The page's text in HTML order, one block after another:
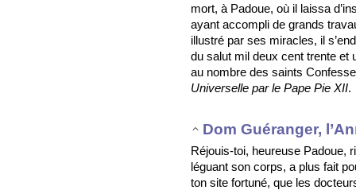
mort, à Padoue, où il laissa
ayant accompli de grands
illustré par ses miracles, il
du salut mil deux cent trente et
au nombre des saints
Universelle par le Pape Pie XII.
Dom Guéranger,
Réjouis-toi, heureuse Padoue,
léguant son corps, a plus fait
ton site fortuné, que les